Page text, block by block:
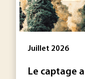
Juillet 2026
Le captage